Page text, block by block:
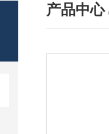
产品中心